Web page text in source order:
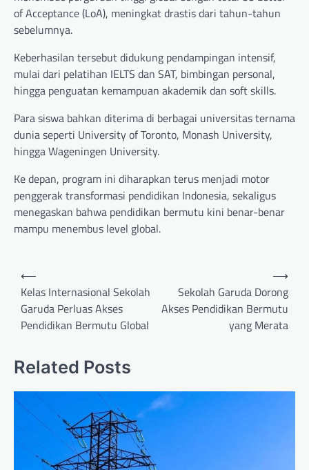
of Acceptance (LoA), meningkat drastis dari tahun-tahun
sebelumnya.
Keberhasilan tersebut didukung pendampingan intensif,
mulai dari pelatihan IELTS dan SAT, bimbingan personal,
hingga penguatan kemampuan akademik dan soft skills.
Para siswa bahkan diterima di berbagai universitas ternama
dunia seperti University of Toronto, Monash University,
hingga Wageningen University.
Ke depan, program ini diharapkan terus menjadi motor
penggerak transformasi pendidikan Indonesia, sekaligus
menegaskan bahwa pendidikan bermutu kini benar-benar
mampu menembus level global.
Post
navigation
⟵
Kelas Internasional Sekolah
Garuda Perluas Akses
Pendidikan Bermutu Global
Sekolah Garuda Dorong
Akses Pendidikan Bermutu
yang Merata
⟶
Related Posts